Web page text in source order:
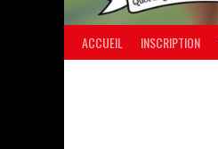
ACCUEIL INSCRIPTION